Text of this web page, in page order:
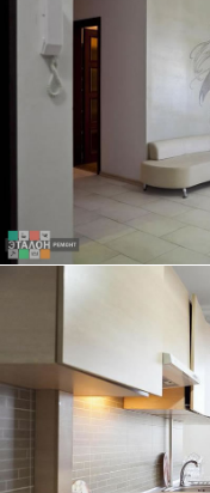
ЭКСКЛЮЗИВНЫЙ
КУХНЯ ПОД ЕДИНОЙ